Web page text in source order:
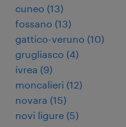
cuneo (13)
fossano (13)
gattico-veruno (10)
grugliasco (4)
ivrea (9)
moncalieri (12)
novara (15)
novi ligure (5)